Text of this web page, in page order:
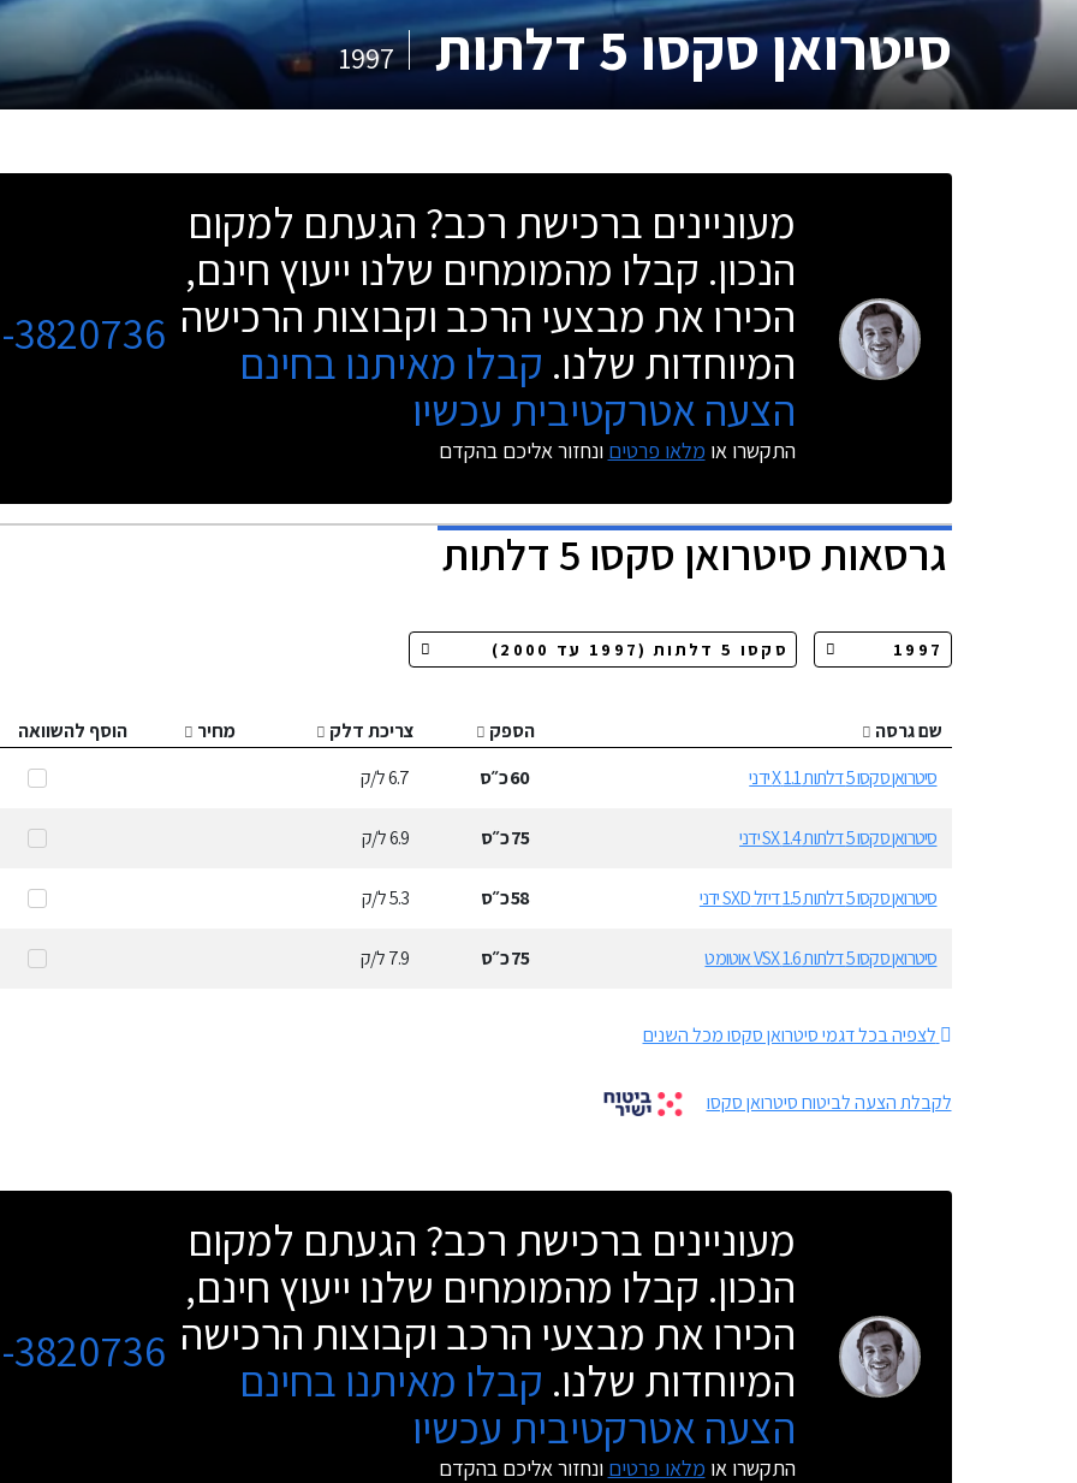
סיטרואן סקסו 5 דלתות 1997
מעוניינים ברכישת רכב? הגעתם למקום
הנכון. קבלו מהמומחים שלנו ייעוץ חינם,
הכירו את מבצעי הרכב וקבוצות הרכישה
המיוחדות שלנו. קבלו מאיתנו בחינם
הצעה אטרקטיבית עכשיו
התקשרו או מלאו פרטים ונחזור אליכם בהקדם
3820736
גרסאותסיטרואן סקסו 5 דלתות
שם גרסה הספק צריכת דלק מחיר
הוסף להשוואה
סיטרואן סקסו 5 דלתות 1.1 X ידני
60כ״ס 6.7ל/ק
סיטרואן סקסו 5 דלתות 1.4 SX ידני 75כ״ס 6.9ל/ק
סיטרואן סקסו 5 דלתות 1.5 דיזל SXD ידני 58כ״ס 5.3ל/ק
סיטרואן סקסו 5 דלתות 1.6 VSX אוטומט 75כ״ס 7.9ל/ק
לצפיה בכל דגמי סיטרואן סקסו מכל השנים
לקבלת הצעה לביטוח סיטרואן סקסו
מעוניינים ברכישת רכב? הגעתם למקום
הנכון. קבלו מהמומחים שלנו ייעוץ חינם,
הכירו את מבצעי הרכב וקבוצות הרכישה
המיוחדות שלנו. קבלו מאיתנו בחינם
הצעה אטרקטיבית עכשיו
התקשרו או מלאו פרטים ונחזור אליכם בהקדם
3820736